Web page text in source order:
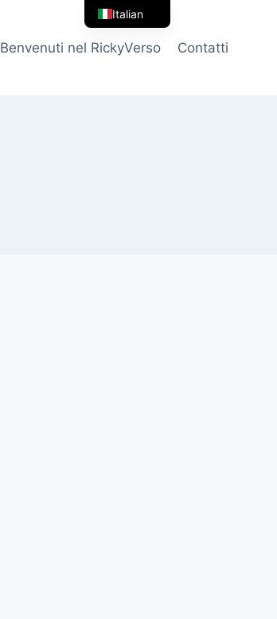
Benvenuti nel RickyVerso Contatti
Italian
English